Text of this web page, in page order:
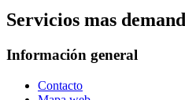
Servicios mas
Información general
Contacto